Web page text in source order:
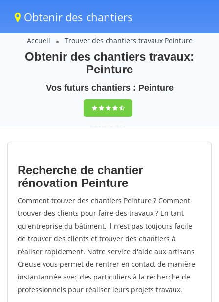
Obtenir des chantiers
Accueil Trouver des chantiers travaux Peinture
Obtenir des chantiers travaux:
Peinture
Vos futurs chantiers : Peinture
9,5(100%)80
votes
Recherche de chantier
rénovation Peinture
Comment trouver des chantiers Peinture ? Comment
trouver des clients pour faire des travaux ? En tant
qu'entreprise du bâtiment, il n'est pas toujours facile
de trouver des clients et trouver des chantiers à
réaliser rapidement. Notre service d'aide aux artisans
Creuse vous permet de rentrer en contact de manière
instantannée avec des particuliers à la recherche de
professionnels pour réaliser leurs projets travaux.